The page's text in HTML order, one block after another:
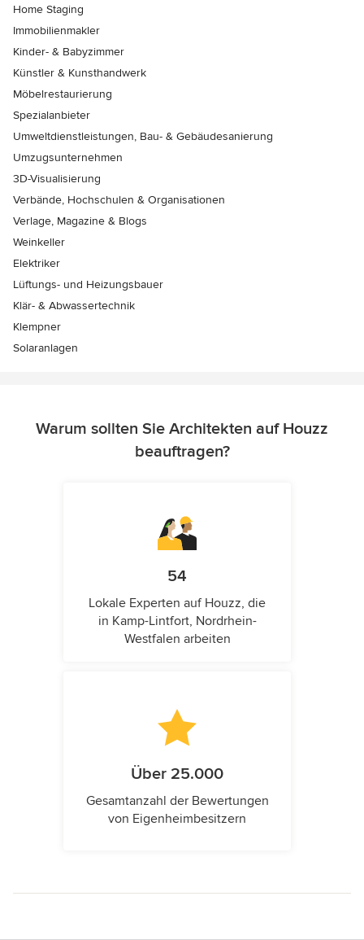
Home Staging
Immobilienmakler
Kinder- & Babyzimmer
Künstler & Kunsthandwerk
Möbelrestaurierung
Spezialanbieter
Umweltdienstleistungen, Bau- & Gebäudesanierung
Umzugsunternehmen
3D-Visualisierung
Verbände, Hochschulen & Organisationen
Verlage, Magazine & Blogs
Weinkeller
Elektriker
Lüftungs- und Heizungsbauer
Klär- & Abwassertechnik
Klempner
Solaranlagen
Warum sollten Sie Architekten auf Houzz
beauftragen?
54
Lokale Experten auf Houzz, die
in Kamp-Lintfort, Nordrhein-
Westfalen arbeiten
Über 25.000
Gesamtanzahl der Bewertungen
von Eigenheimbesitzern